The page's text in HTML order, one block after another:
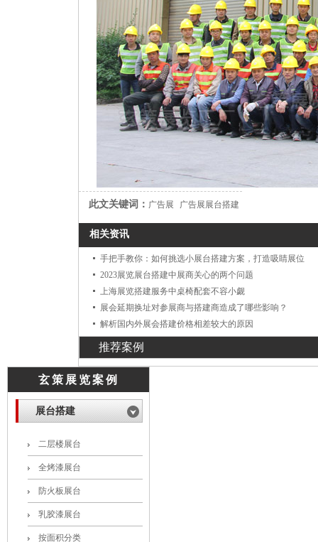
此文关键词： 广告展 广告展展台搭建
相关资讯
手把手教你：如何挑选小展台搭建方案，打造吸睛展位
2023展览展台搭建中展商关心的两个问题
上海展览搭建服务中桌椅配套不容小觑
展会延期换址对参展商与搭建商造成了哪些影响？
解析国内外展会搭建价格相差较大的原因
推荐案例
玄策展览案例
展台搭建
二层楼展台
全烤漆展台
防火板展台
乳胶漆展台
按面积分类